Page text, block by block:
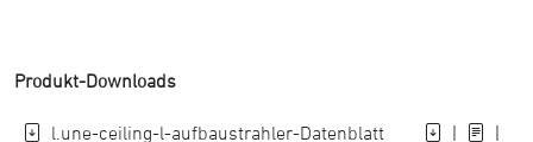
Produkt-Downloads
l.une-ceiling-l-aufbaustrahler-Datenblatt
| |